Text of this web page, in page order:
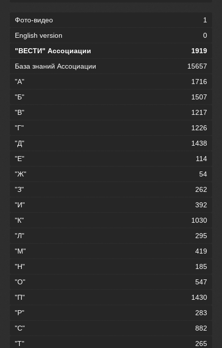
Фото-видео
1
English version
0
"ВЕСТИ" Ассоциации
1919
База знаний Ассоциации
15657
"А"
1716
"Б"
1507
"В"
1217
"Г"
1226
"Д"
1438
"Е"
114
"Ж"
54
"З"
262
"И"
392
"К"
1030
"Л"
295
"М"
419
"Н"
185
"О"
547
"П"
1430
"Р"
283
"С"
882
"Т"
265